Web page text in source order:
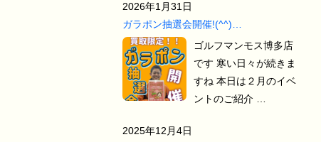
2026年1月31日
ガラポン抽選会開催!(^^)…
ゴルフマンモス博多店
です 寒い日々が続きま
すね 本日は２月のイベ
ントのご紹介 …
2025年12月4日